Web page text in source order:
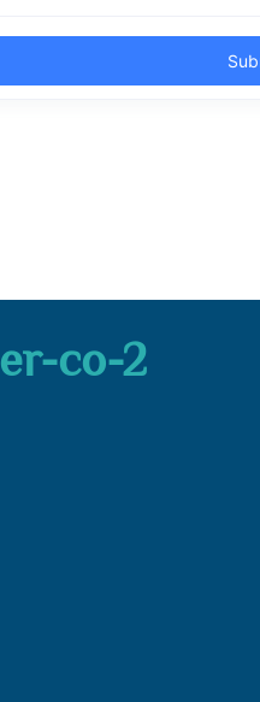
co-2